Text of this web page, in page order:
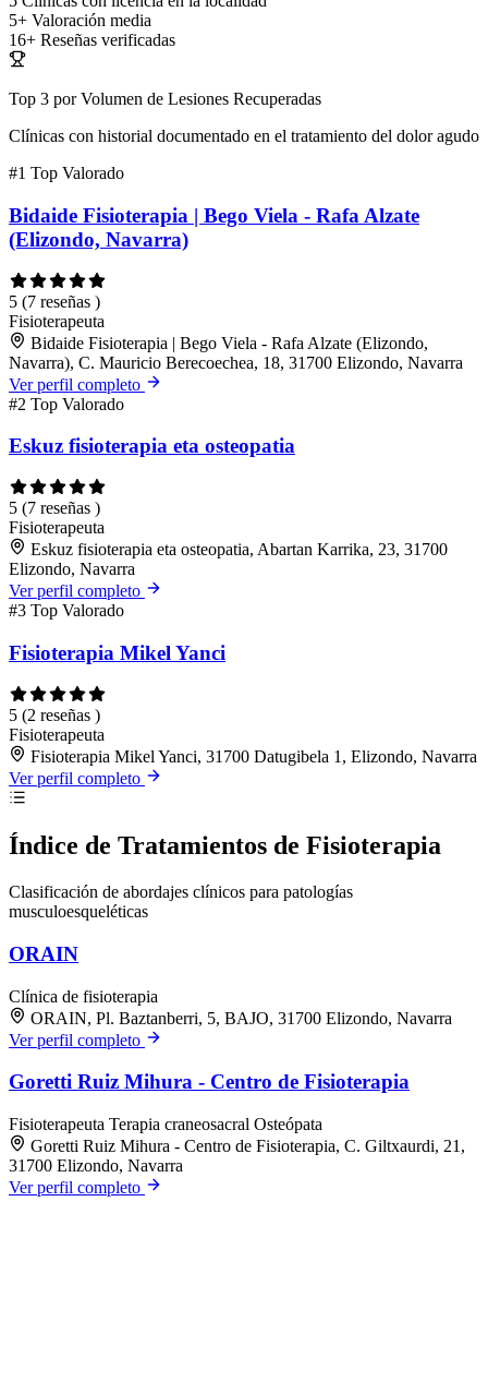
5+ Valoración media
16+ Reseñas verificadas
Top 3 por Volumen de Lesiones Recuperadas
Clínicas con historial documentado en el tratamiento del dolor agudo
#1 Top Valorado
Bidaide Fisioterapia | Bego Viela - Rafa Alzate
(Elizondo, Navarra)
5 (7 reseñas )
Fisioterapeuta
Bidaide Fisioterapia | Bego Viela - Rafa Alzate (Elizondo,
Navarra), C. Mauricio Berecoechea, 18, 31700 Elizondo, Navarra
Ver perfil completo
#2 Top Valorado
Eskuz fisioterapia eta osteopatia
5 (7 reseñas )
Fisioterapeuta
Eskuz fisioterapia eta osteopatia, Abartan Karrika, 23, 31700
Elizondo, Navarra
Ver perfil completo
#3 Top Valorado
Fisioterapia Mikel Yanci
5 (2 reseñas )
Fisioterapeuta
Fisioterapia Mikel Yanci, 31700 Datugibela 1, Elizondo, Navarra
Ver perfil completo
Índice de Tratamientos de Fisioterapia
Clasificación de abordajes clínicos para patologías
musculoesqueléticas
ORAIN
Clínica de fisioterapia
ORAIN, Pl. Baztanberri, 5, BAJO, 31700 Elizondo, Navarra
Ver perfil completo
Goretti Ruiz Mihura - Centro de Fisioterapia
Fisioterapeuta Terapia craneosacral Osteópata
Goretti Ruiz Mihura - Centro de Fisioterapia, C. Giltxaurdi, 21,
31700 Elizondo, Navarra
Ver perfil completo